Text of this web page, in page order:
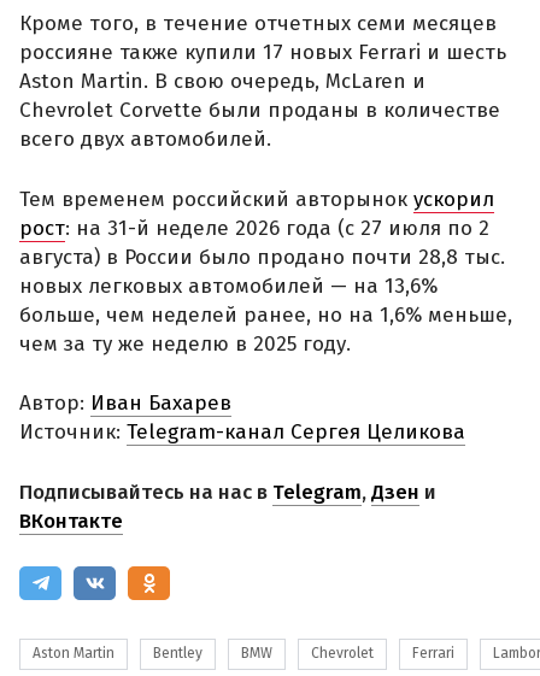
Кроме того, в течение отчетных семи месяцев
россияне также купили 17 новых Ferrari и шесть
Aston Martin. В свою очередь, McLaren и
Chevrolet Corvette были проданы в количестве
всего двух автомобилей.
Тем временем российский авторынок ускорил
рост: на 31-й неделе 2026 года (с 27 июля по 2
августа) в России было продано почти 28,8 тыс.
новых легковых автомобилей — на 13,6%
больше, чем неделей ранее, но на 1,6% меньше,
чем за ту же неделю в 2025 году.
Автор: Иван Бахарев
Источник: Telegram-канал Сергея Целикова
Подписывайтесь на нас в Telegram,Дзен и
ВКонтакте
Aston Martin Bentley BMW Chevrolet Ferrari